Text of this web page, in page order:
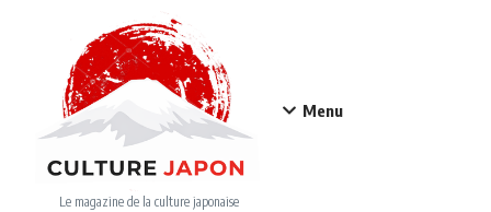
Le magazine de la culture japonaise
Menu